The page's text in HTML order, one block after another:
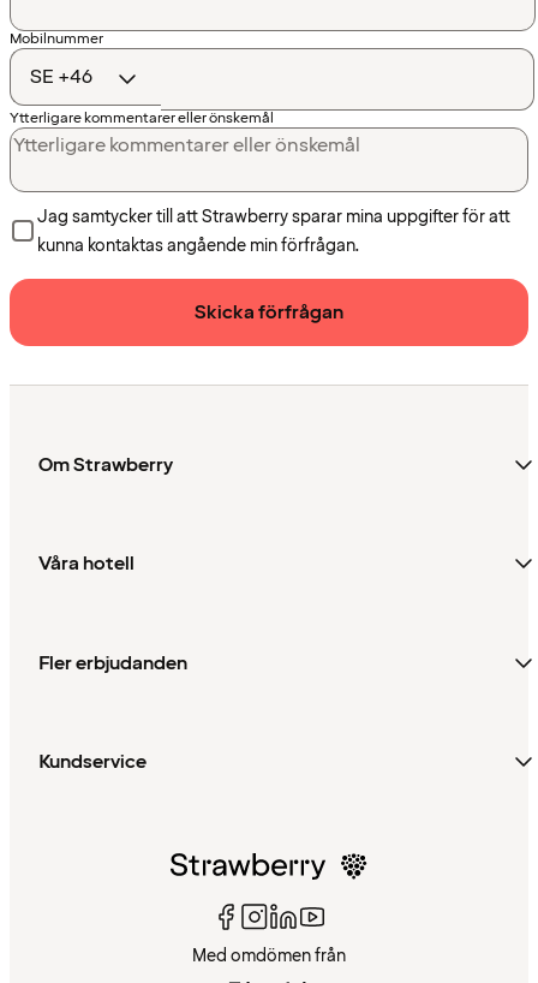
Landskod
Mobilnummer
Ytterligare kommentarer eller önskemål
Jag samtycker till att Strawberry sparar mina uppgifter för att
kunna kontaktas angående min förfrågan.
Skicka förfrågan
Om Strawberry
Våra hotell
Fler erbjudanden
Kundservice
Med omdömen från